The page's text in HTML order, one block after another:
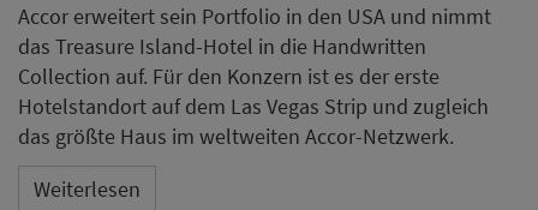
Accor erweitert sein Portfolio in den USA und nimmt
das Treasure Island-Hotel in die Handwritten
Collection auf. Für den Konzern ist es der erste
Hotelstandort auf dem Las Vegas Strip und zugleich
das größte Haus im weltweiten Accor-Netzwerk.
Weiterlesen